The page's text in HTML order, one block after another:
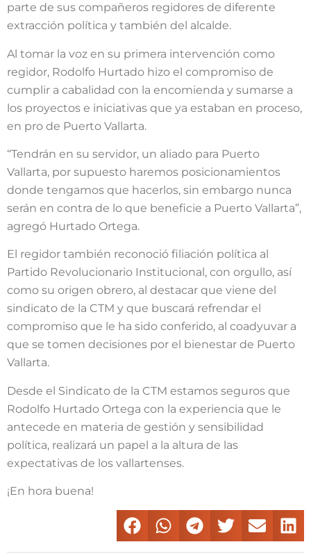
parte de sus compañeros regidores de diferente
extracción política y también del alcalde.
Al tomar la voz en su primera intervención como
regidor, Rodolfo Hurtado hizo el compromiso de
cumplir a cabalidad con la encomienda y sumarse a
los proyectos e iniciativas que ya estaban en proceso,
en pro de Puerto Vallarta.
“Tendrán en su servidor, un aliado para Puerto
Vallarta, por supuesto haremos posicionamientos
donde tengamos que hacerlos, sin embargo nunca
serán en contra de lo que beneficie a Puerto Vallarta”,
agregó Hurtado Ortega.
El regidor también reconoció filiación política al
Partido Revolucionario Institucional, con orgullo, así
como su origen obrero, al destacar que viene del
sindicato de la CTM y que buscará refrendar el
compromiso que le ha sido conferido, al coadyuvar a
que se tomen decisiones por el bienestar de Puerto
Vallarta.
Desde el Sindicato de la CTM estamos seguros que
Rodolfo Hurtado Ortega con la experiencia que le
antecede en materia de gestión y sensibilidad
política, realizará un papel a la altura de las
expectativas de los vallartenses.
¡En hora buena!